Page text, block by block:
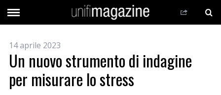
14 aprile 2023
Un nuovo strumento di indagine
per misurare lo stress